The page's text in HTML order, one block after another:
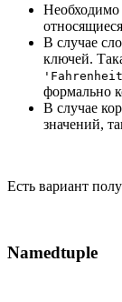
Необходимо
В случае
ключей.
формально
В случае
значений,
Есть вариант
Namedtuple